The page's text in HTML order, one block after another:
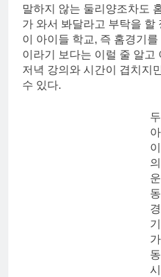
말하지 않는 둘리양조차도
가 와서 봐달라고 부탁을 할
이 아이들 학교, 즉 홈경기
이라기 보다는 이럴 줄 알
저녁 강의와 시간이 겹치지
수 있다.
두
아
이
의
운
동
경
기
가
동
시